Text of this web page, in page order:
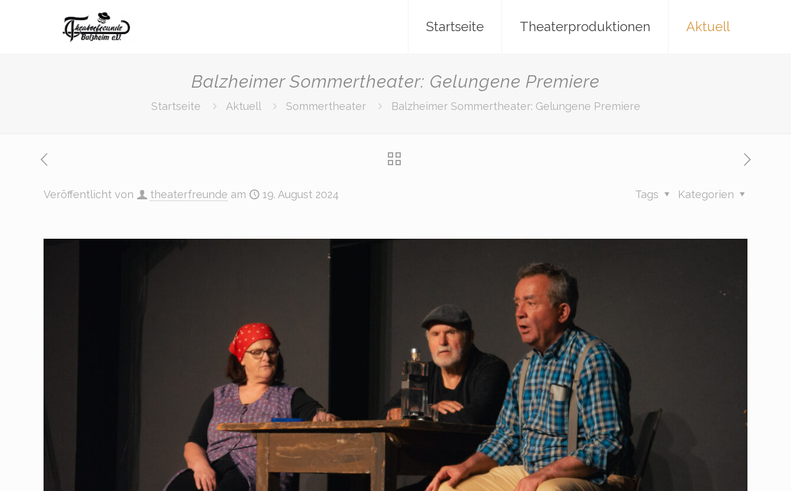
Startseite Theaterproduktionen Aktuell
Balzheimer Sommertheater: Gelungene Premiere
Startseite Aktuell Sommertheater Balzheimer Sommertheater: Gelungene Premiere
Veröffentlicht von theaterfreunde am 19. August 2024 Kategorien
Tags